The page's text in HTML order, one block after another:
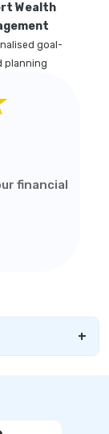
Wealth
goal-
planning
financial
+